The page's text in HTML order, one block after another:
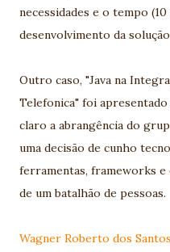
necessidades e o tempo
desenvolvimento da
Outro caso, "Java na
Telefonica" foi
claro a abrangência do
uma decisão de cunho
ferramentas, frameworks
de um batalhão de pessoas.
Wagner Roberto dos Santos